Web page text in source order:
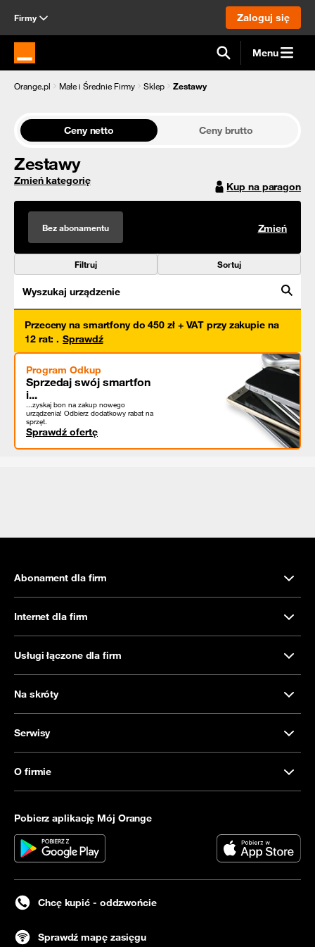
Firmy Zaloguj się
Strona główna Orange.pl Menu
Orange.pl Małe i Średnie Firmy Sklep Zestawy
Ceny netto Ceny brutto
Zestawy
Zmień kategorię Kup na paragon
Bez abonamentu Zmień
Filtruj Sortuj
Wyszukaj urządzenie
Przeceny na smartfony do 450 zł + VAT przy zakupie na
12 rat: . Sprawdź
Program Odkup
Sprzedaj swój smartfon
i...
...zyskaj bon na zakup nowego
urządzenia! Odbierz dodatkowy rabat na
sprzęt.
Sprawdź ofertę
Abonament dla firm
Internet dla firm
Usługi łączone dla firm
Na skróty
Serwisy
O firmie
Pobierz aplikację Mój Orange
Chcę kupić - oddzwońcie
Sprawdź mapę zasięgu